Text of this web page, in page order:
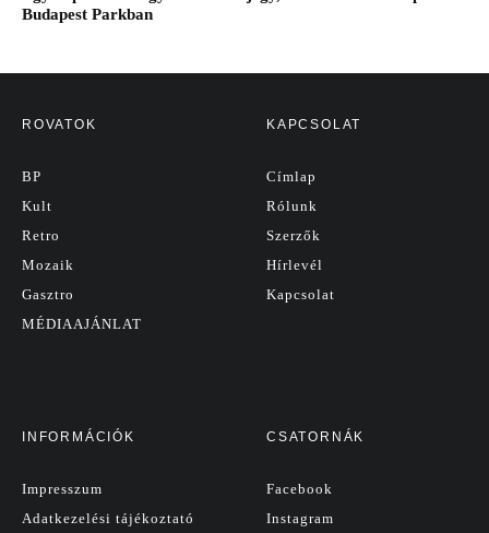
Budapest Parkban
ROVATOK
BP
Kult
Retro
Mozaik
Gasztro
MÉDIAAJÁNLAT
KAPCSOLAT
Címlap
Rólunk
Szerzők
Hírlevél
Kapcsolat
INFORMÁCIÓK
Impresszum
Adatkezelési tájékoztató
CSATORNÁK
Facebook
Instagram